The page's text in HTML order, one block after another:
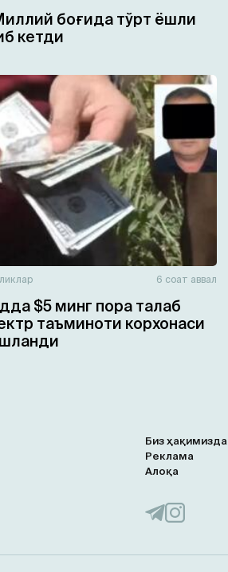
боғида тўрт ёшли
кетди
6 соат аввал
$5 минг пора талаб
таъминоти корхонаси
Биз ҳақимизда
Реклама
Алоқа